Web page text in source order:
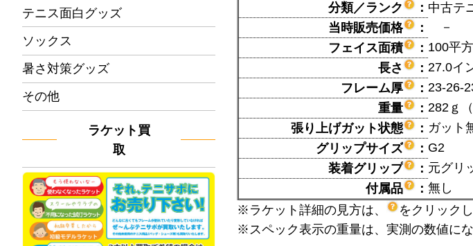
テニス面白グッズ
ソックス
暑さ対策グッズ
その他
ラケット買
取
分類／ランク
： 中古テ
当時販売価格
：
－
フェイス面積
： 100平
長さ
： 27.0イ
フレーム厚
： 23-26-
重量
： 282ｇ
張り上げガット状態
： ガット
グリップサイズ
： G2
装着グリップ
： 元グリ
付属品
： 無し
※ラケット詳細の見方は、
をクリック
※スペック表示の重量は、実測の数値にな